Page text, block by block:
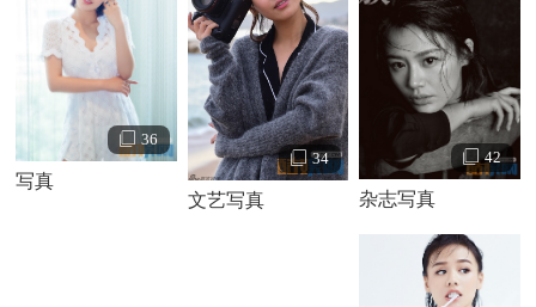
36
写真
34
文艺写真
42
杂志写真